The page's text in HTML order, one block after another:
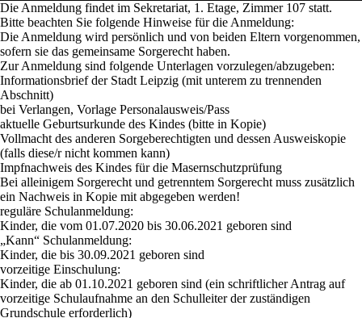
Die Anmeldung findet im Sekretariat, 1. Etage, Zimmer 107 statt.
Bitte beachten Sie folgende Hinweise für die Anmeldung:
Die Anmeldung wird persönlich und von beiden Eltern vorgenommen,
sofern sie das gemeinsame Sorgerecht haben.
Zur Anmeldung sind folgende Unterlagen vorzulegen/abzugeben:
Informationsbrief der Stadt Leipzig (mit unterem zu trennenden
Abschnitt)
bei Verlangen, Vorlage Personalausweis/Pass
aktuelle Geburtsurkunde des Kindes (bitte in Kopie)
Vollmacht des anderen Sorgeberechtigten und dessen Ausweiskopie
(falls diese/r nicht kommen kann)
Impfnachweis des Kindes für die Masernschutzprüfung
Bei alleinigem Sorgerecht und getrenntem Sorgerecht muss zusätzlich
ein Nachweis in Kopie mit abgegeben werden!
reguläre Schulanmeldung:
Kinder, die vom 01.07.2020 bis 30.06.2021 geboren sind
„Kann“ Schulanmeldung:
Kinder, die bis 30.09.2021 geboren sind
vorzeitige Einschulung:
Kinder, die ab 01.10.2021 geboren sind (ein schriftlicher Antrag auf
vorzeitige Schulaufnahme an den Schulleiter derzuständigen
Grundschule erforderlich)